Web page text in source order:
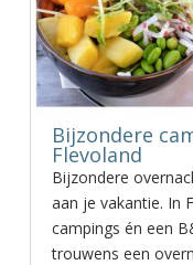
Bijzondere
Flevoland
Bijzondere
aan je vakantie. In
campings én een
trouwens een